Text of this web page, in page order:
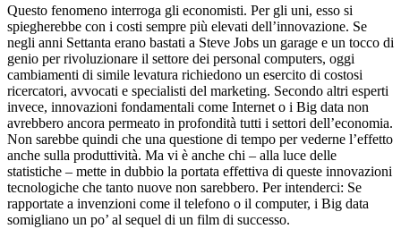
Questo fenomeno interroga gli economisti. Per gli uni, esso si
spiegherebbe con i costi sempre più elevati dell’innovazione. Se
negli anni Settanta erano bastati a Steve Jobs un garage e un tocco di
genio per rivoluzionare il settore dei personal computers, oggi
cambiamenti di simile levatura richiedono un esercito di costosi
ricercatori, avvocati e specialisti del marketing. Secondo altri esperti
invece, innovazioni fondamentali come Internet o i Big data non
avrebbero ancora permeato in profondità tutti i settori dell’economia.
Non sarebbe quindi che una questione di tempo per vederne l’effetto
anche sulla produttività. Ma vi è anche chi – alla luce delle
statistiche – mette in dubbio la portata effettiva di queste innovazioni
tecnologiche che tanto nuove non sarebbero. Per intenderci: Se
rapportate a invenzioni come il telefono o il computer, i Big data
somigliano un po’ al sequel di un film di successo.